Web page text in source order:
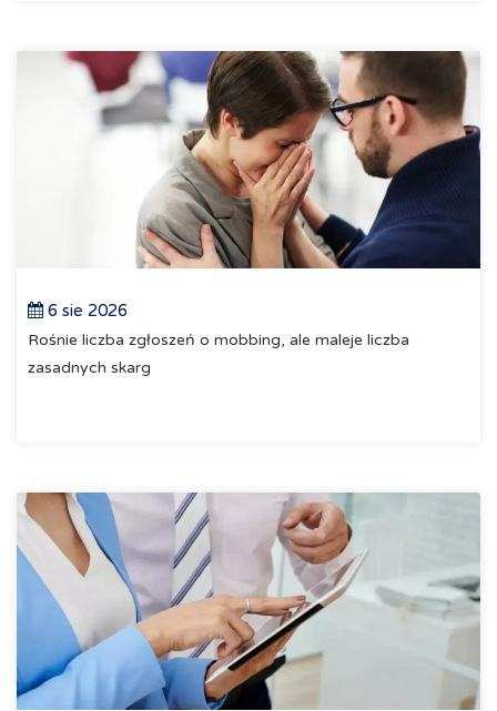
6 sie 2026
Rośnie liczba zgłoszeń o mobbing, ale maleje liczba
zasadnych skarg